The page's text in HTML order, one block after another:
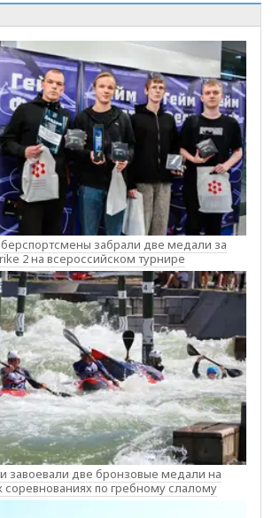
забрали две медали за
2 на всероссийском турнире
завоевали две бронзовые медали на
по гребному слалому